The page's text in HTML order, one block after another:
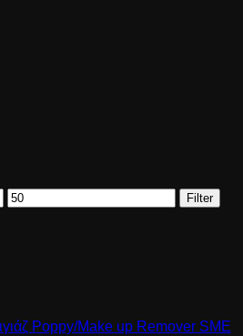
Filter
Ρoppy/Μake up Remover SME